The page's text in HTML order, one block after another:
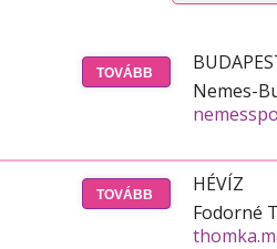
TOVÁBB
Nemes-
TOVÁBB
HÉVÍZ
Fodorné